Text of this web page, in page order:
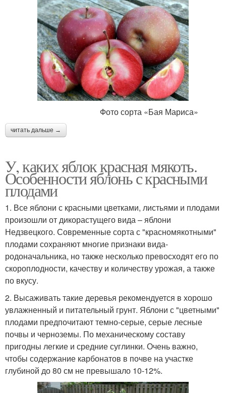
Фото сорта «Бая Мариса»
читать дальше →
У, каких яблок красная мякоть.
Особенности яблонь с красными
плодами
1. Все яблони с красными цветками, листьями и плодами
произошли от дикорастущего вида – яблони
Недзвецкого. Современные сорта с "красномякотными"
плодами сохраняют многие признаки вида-
родоначальника, но также несколько превосходят его по
скороплодности, качеству и количеству урожая, а также
по вкусу.
2. Высаживать такие деревья рекомендуется в хорошо
увлажненный и питательный грунт. Яблони с "цветными"
плодами предпочитают темно-серые, серые лесные
почвы и черноземы. По механическому составу
пригодны легкие и средние суглинки. Очень важно,
чтобы содержание карбонатов в почве на участке
глубиной до 80 см не превышало 10-12%.